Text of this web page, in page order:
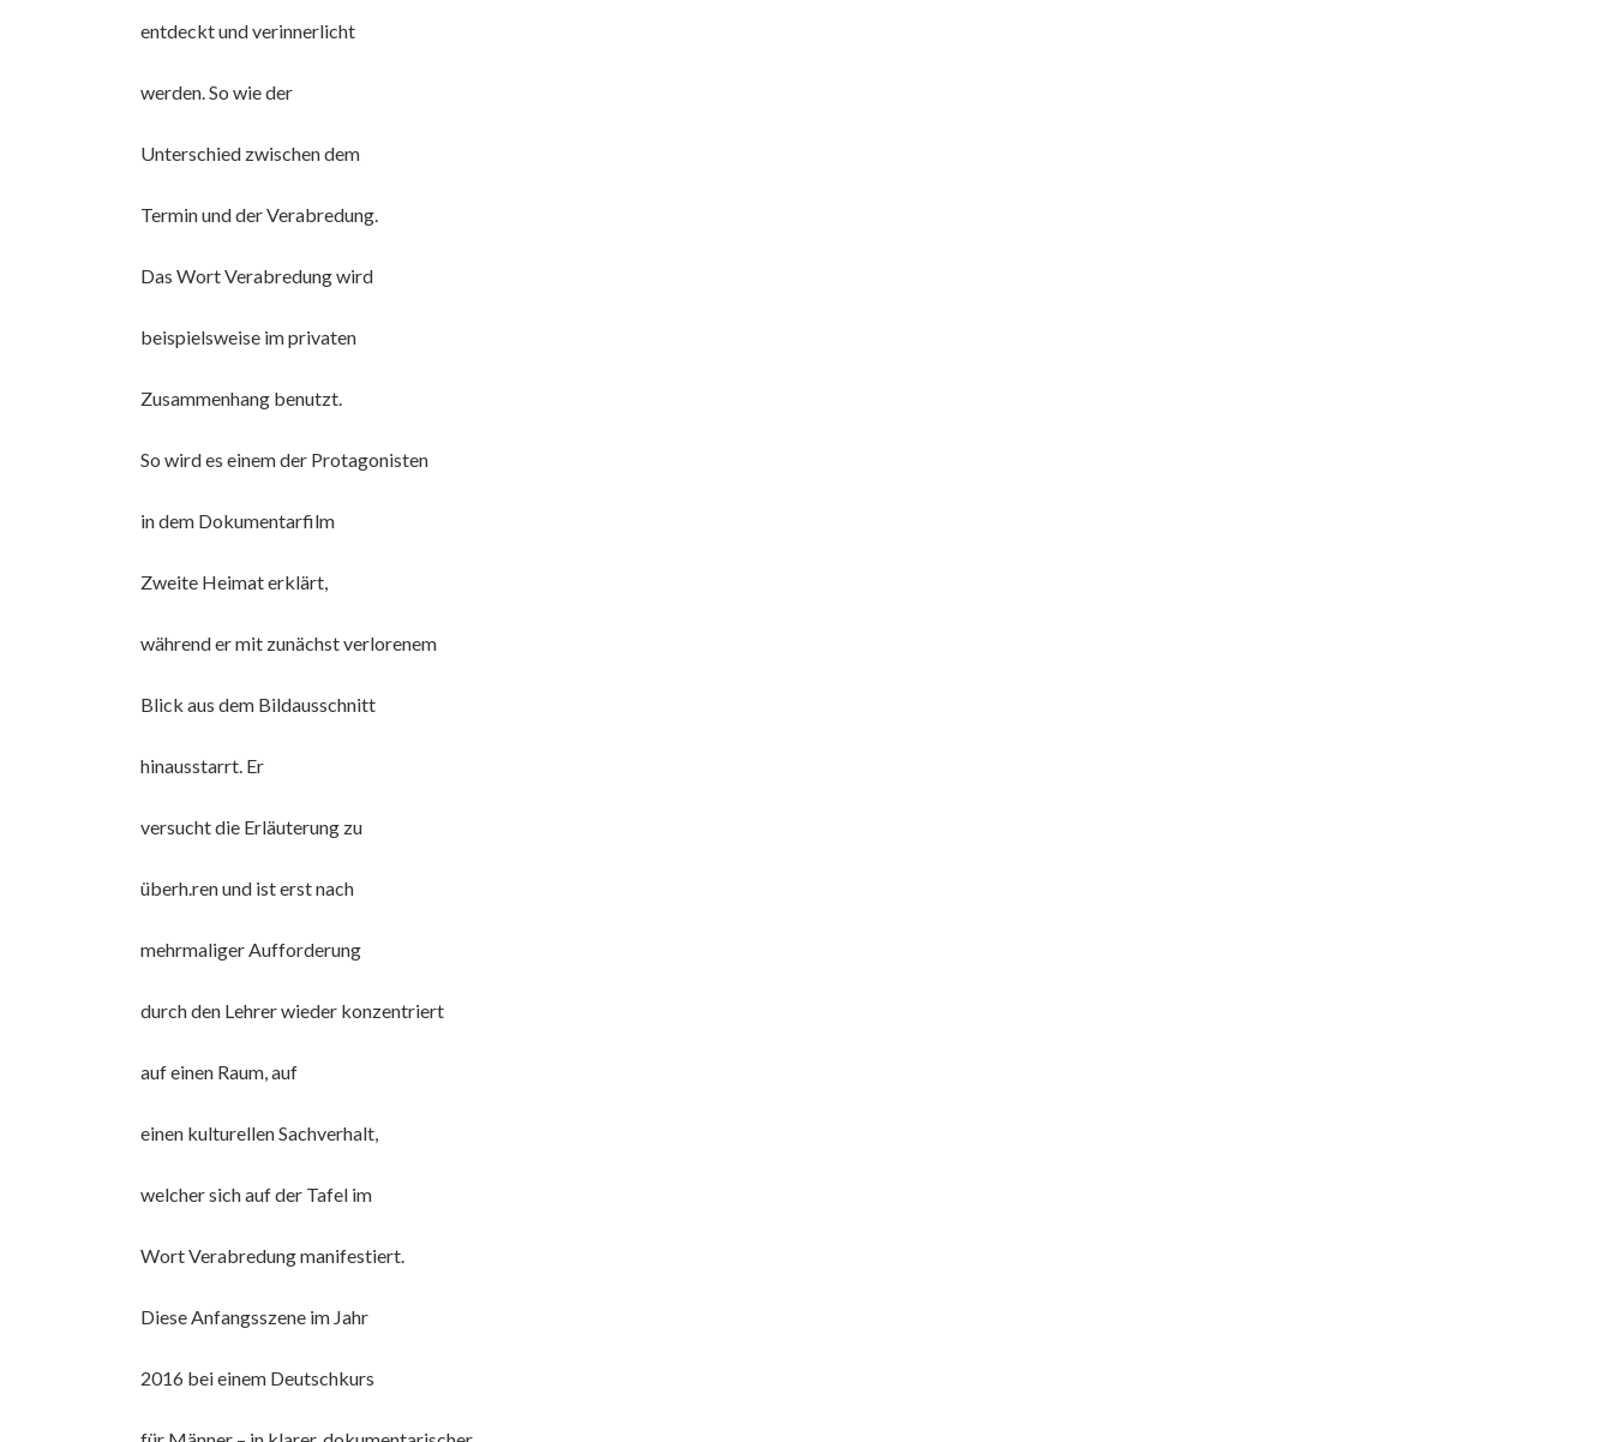
entdeckt und verinnerlicht
werden. So wie der
Unterschied zwischen dem
Termin und der Verabredung.
Das Wort Verabredung wird
beispielsweise im privaten
Zusammenhang benutzt.
So wird es einem der Protagonisten
in dem Dokumentarfilm
Zweite Heimat erklärt,
während er mit zunächst verlorenem
Blick aus dem Bildausschnitt
hinausstarrt. Er
versucht die Erläuterung zu
überh.ren und ist erst nach
mehrmaliger Aufforderung
durch den Lehrer wieder konzentriert
auf einen Raum, auf
einen kulturellen Sachverhalt,
welcher sich auf der Tafel im
Wort Verabredung manifestiert.
Diese Anfangsszene im Jahr
2016 bei einem Deutschkurs